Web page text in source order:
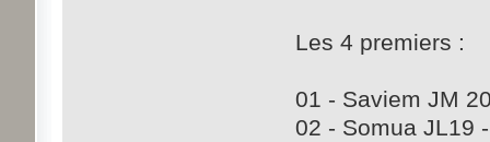
Les 4 premiers :
01 - Saviem JM
02 - Somua JL19